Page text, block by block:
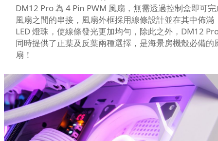
DM12 Pro 為 4 Pin PWM 風扇，無需透過控制盒即可
風扇之間的串接，風扇外框採用線條設計並在其中佈滿
LED 燈珠，使線條發光更加均勻，除此之外，DM12
同時提供了正葉及反葉兩種選擇，是海景房機殼必備的
扇！